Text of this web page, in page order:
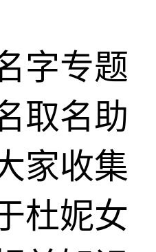
字专题
取名助
家收集
杜妮女